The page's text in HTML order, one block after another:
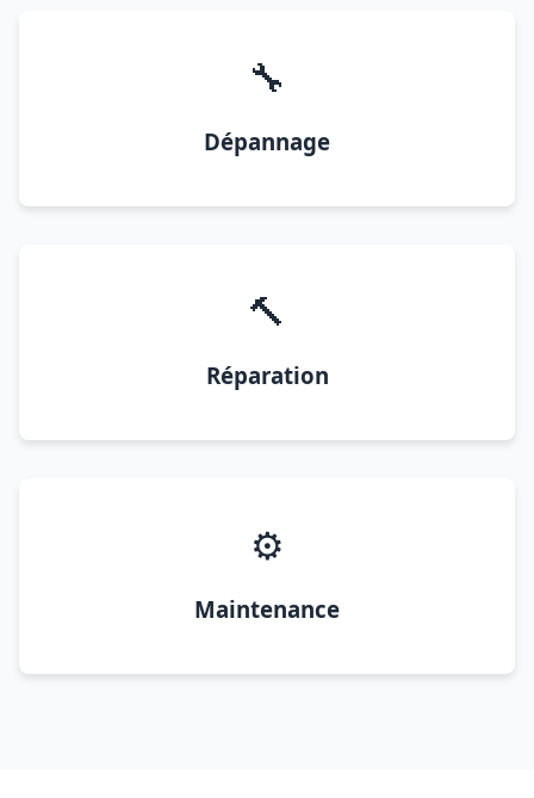
🔧
Dépannage
🔨
Réparation
⚙️
Maintenance